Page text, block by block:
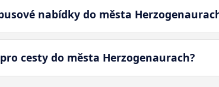
nabídky do města
cesty do města Herzogenaurach?